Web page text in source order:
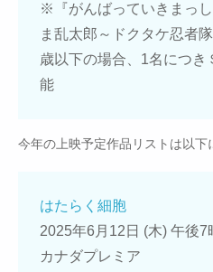
※『がんばっていきまっ
ま乱太郎～ドクタケ忍者
歳以下の場合、1名につき
能
今年の上映予定作品リストは以下
はたらく細胞
2025年6月12日 (木) 午後7
カナダプレミア